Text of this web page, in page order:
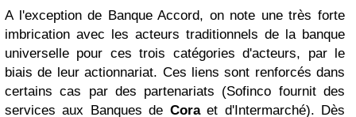
A l'exception de Banque Accord, on note une très forte
imbrication avec les acteurs traditionnels de la banque
universelle pour ces trois catégories d'acteurs, par le
biais de leur actionnariat. Ces liens sont renforcés dans
certains cas par des partenariats (Sofinco fournit des
services aux Banques de Coraet d'Intermarché). Dès